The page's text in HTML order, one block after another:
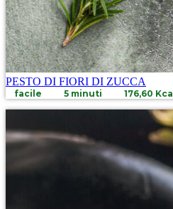
PESTO DI FIORI DI ZUCCA
facile 5 minuti 176,60 Kcal